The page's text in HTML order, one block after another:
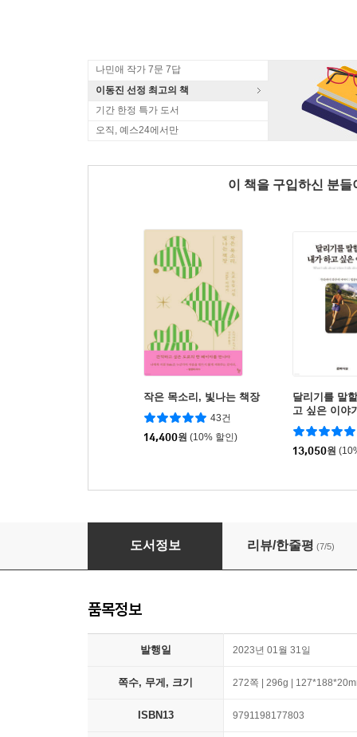
나민애 작가 7문 7답
이동진 선정 최고의 책
기간 한정 특가 도서
오직, 예스24에서만
이 책을 구입하신 분
작은 목소리, 빛나는 책장
43건
14,400원 (10% 할인)
달리기를 말
고 싶은 이야
13,050원
다이다이 서점에서
도서정보 리뷰/한줄평 (7/5)
품목정보
발행일 2023년 01월 31일
쪽수, 무게, 크기 272쪽 | 296g |
ISBN13 9791198177803